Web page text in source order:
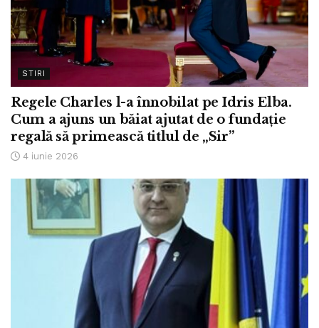
STIRI
Regele Charles l-a înnobilat pe Idris Elba.
Cum a ajuns un băiat ajutat de o fundație
regală să primească titlul de „Sir”
4 iunie 2026